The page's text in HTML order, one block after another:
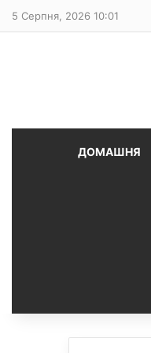
5 Серпня, 2026 10:01
ДОМАШНЯ